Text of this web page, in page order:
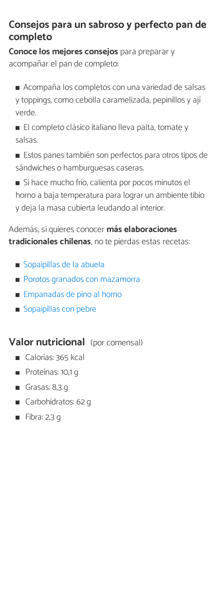
Consejos para un sabroso y perfecto pan de
completo
Conoce los mejores consejos para preparar y
acompañar el pan de completo:
Acompaña los completos con una variedad de salsas
y toppings, como cebolla caramelizada, pepinillos y ají
verde.
El completo clásico italiano lleva palta, tomate y
salsas.
Estos panes también son perfectos para otros tipos de
sándwiches o hamburguesas caseras.
Si hace mucho frío, calienta por pocos minutos el
horno a baja temperatura para lograr un ambiente tibio
y deja la masa cubierta leudando al interior.
Además, si quieres conocermás elaboraciones
tradicionales chilenas, no te pierdas estas recetas:
Sopaipillas de la abuela
Porotos granados con mazamorra
Empanadas de pino al horno
Sopaipillas con pebre
Valor nutricional (por comensal)
Calorías: 365 kcal
Proteínas: 10,1 g
Grasas: 8,3 g
Carbohidratos: 62 g
Fibra: 2,3 g